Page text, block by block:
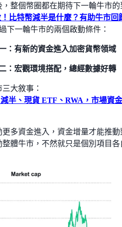
整個幣圈都在期待下一輪牛市的
比特幣減半是什麼？有助牛市回
下一輪牛市的兩個啟動條件：
：有新的資金進入加密貨幣領域
：宏觀環境搭配，總經數據好轉
大敘事：
半、現貨 ETF、RWA，市場資
多資金進入，資金增量才能推動
體牛市，不然就只是個別項目各